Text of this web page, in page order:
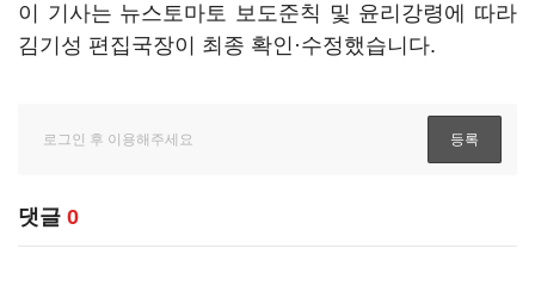
이 기사는 뉴스토마토 보도준칙 및 윤리강령에 따라
김기성 편집국장이 최종 확인·수정했습니다.
댓글 0